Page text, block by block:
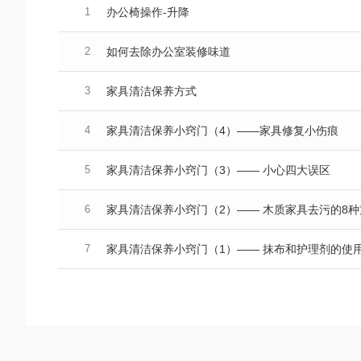
1 办公椅操作-升降
2 如何去除办公室装修味道
3 家具清洁保养方式
4 家具清洁保养小窍门（4）——家具修复小伤痕
5 家具清洁保养小窍门（3）—— 小心四大误区
6 家具清洁保养小窍门（2）—— 木质家具去污的8种
7 家具清洁保养小窍门（1）—— 抹布和护理剂的使